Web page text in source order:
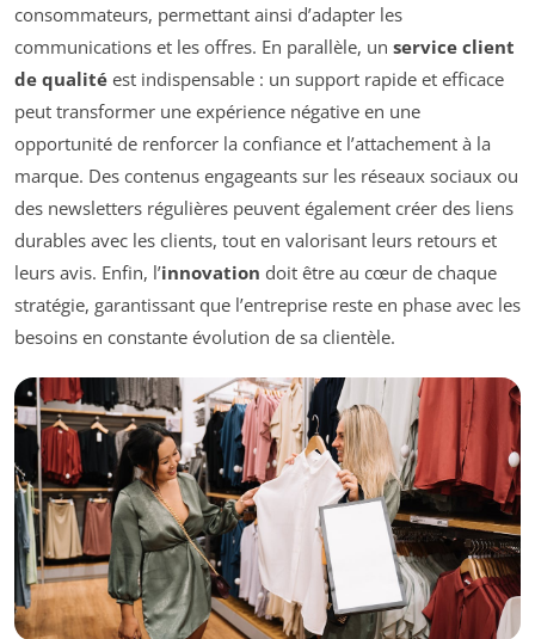
consommateurs, permettant ainsi d’adapter les
communications et les offres. En parallèle, un service client
de qualité est indispensable : un support rapide et efficace
peut transformer une expérience négative en une
opportunité de renforcer la confiance et l’attachement à la
marque. Des contenus engageants sur les réseaux sociaux ou
des newsletters régulières peuvent également créer des liens
durables avec les clients, tout en valorisant leurs retours et
leurs avis. Enfin, l’innovation doit être au cœur de chaque
stratégie, garantissant que l’entreprise reste en phase avec les
besoins en constante évolution de sa clientèle.